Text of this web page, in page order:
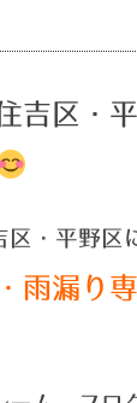
吉区・
区・平野区
雨漏り